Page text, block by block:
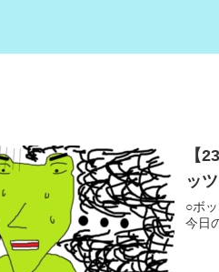
【
ッ
○ボ
今日